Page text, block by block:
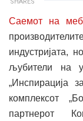
Саемот на
индустријата,
љубители на
„Инспирација
комплексот
партнерот